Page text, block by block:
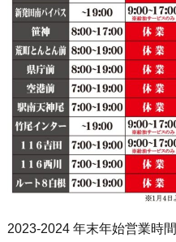
2023‐2024 年末年始営業時間